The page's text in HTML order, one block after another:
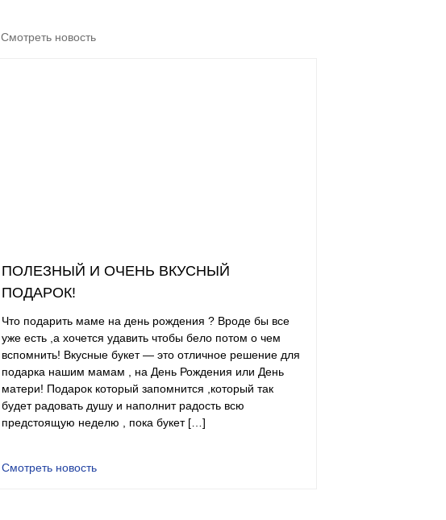
Смотреть новость
ПОЛЕЗНЫЙ И ОЧЕНЬ ВКУСНЫЙ
ПОДАРОК!
Что подарить маме на день рождения ? Вроде бы все
уже есть ,а хочется удавить чтобы бело потом о чем
вспомнить! Вкусные букет — это отличное решение для
подарка нашим мамам , на День Рождения или День
матери! Подарок который запомнится ,который так
будет радовать душу и наполнит радость всю
предстоящую неделю , пока букет […]
Смотреть новость